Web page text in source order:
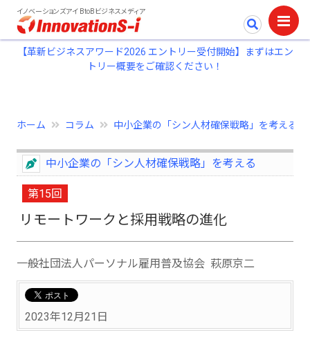
イノベーションズアイ BtoBビジネスメディア
【革新ビジネスアワード2026 エントリー受付開始】まずはエン
トリー概要をご確認ください！
ホーム コラム 中小企業の「シン人材確保戦略」を考える
中小企業の「シン人材確保戦略」を考える
第15回
リモートワークと採用戦略の進化
一般社団法人パーソナル雇用普及協会 萩原京二
2023年12月21日